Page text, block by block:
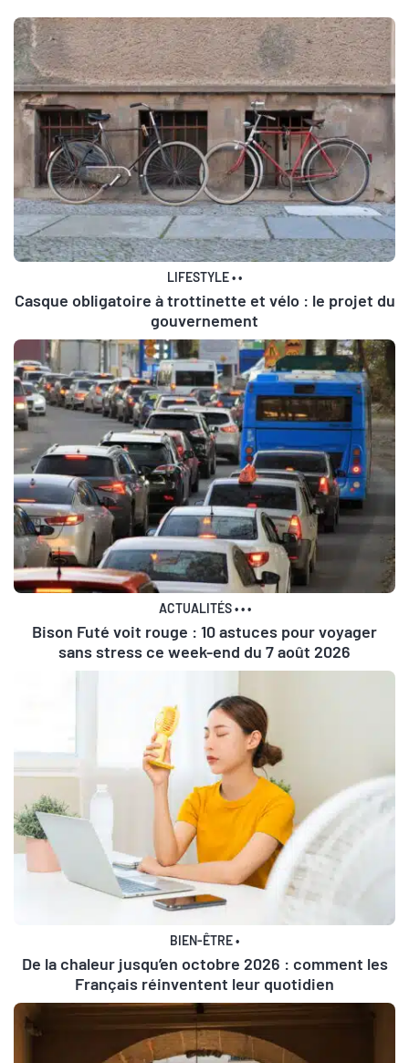
LIFESTYLE••
Casque obligatoire à trottinette et vélo : le projet du
gouvernement
ACTUALITÉS•••
Bison Futé voit rouge : 10 astuces pour voyager
sans stress ce week-end du 7 août 2026
BIEN-ÊTRE•
De la chaleur jusqu’en octobre 2026 : comment les
Français réinventent leur quotidien